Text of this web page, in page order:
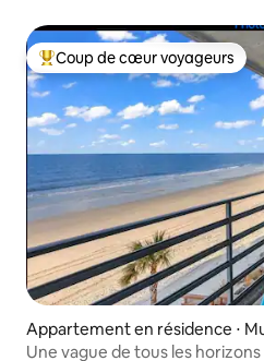
Coups de cœur voyageurs les
Coup de cœur voyageurs
Appartement en résidence ⋅
Une vague de tous les horizons